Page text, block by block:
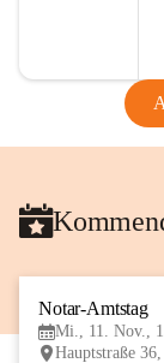
Notar-Amtstag
Mi., 11. Nov.,
Hauptstraße